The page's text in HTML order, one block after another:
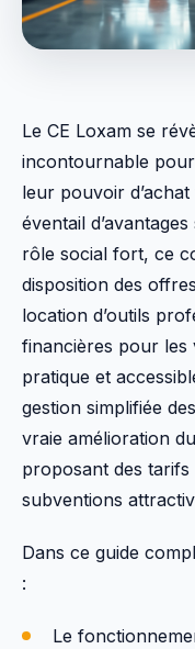
Le CE Loxam se
incontournable
leur pouvoir
éventail
rôle social fort, ce
disposition des
location d’outils
financières pour les
pratique et
gestion simplifiée
vraie amélioration
proposant des
subventions
Dans ce guide
:
Le